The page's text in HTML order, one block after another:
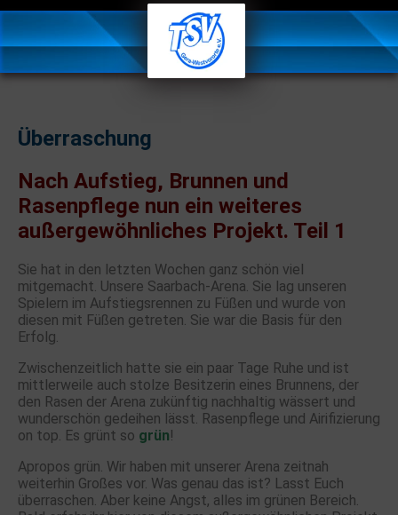
Überraschung
Nach Aufstieg, Brunnen und
Rasenpflege nun ein weiteres
außergewöhnliches Projekt. Teil 1
Sie hat in den letzten Wochen ganz schön viel
mitgemacht. Unsere Saarbach-Arena. Sie lag unseren
Spielern im Aufstiegsrennen zu Füßen und wurde von
diesen mit Füßen getreten. Sie war die Basis für den
Erfolg.
Zwischenzeitlich hatte sie ein paar Tage Ruhe und ist
mittlerweile auch stolze Besitzerin eines Brunnens, der
den Rasen der Arena zukünftig nachhaltig wässert und
wunderschön gedeihen lässt. Rasenpflege und Airifizierung
on top. Es grünt so grün!
Apropos grün. Wir haben mit unserer Arena zeitnah
weiterhin Großes vor. Was genau das ist? Lasst Euch
überraschen. Aber keine Angst, alles im grünen Bereich.